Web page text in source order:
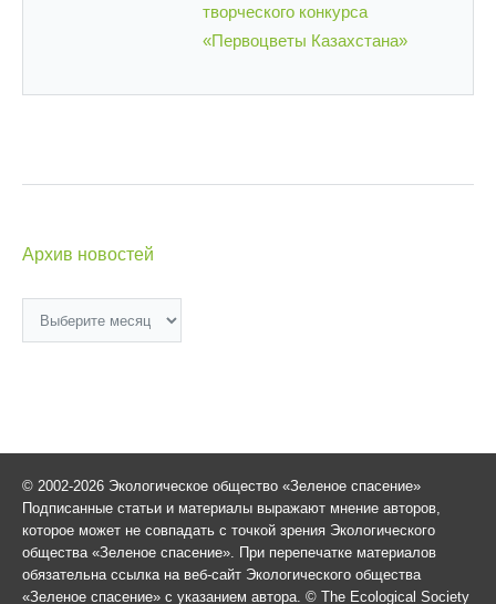
творческого конкурса
«Первоцветы Казахстана»
Архив новостей
новостей
© 2002-2026 Экологическое общество «Зеленое спасение»
Подписанные статьи и материалы выражают мнение авторов,
которое может не совпадать с точкой зрения Экологического
общества «Зеленое спасение». При перепечатке материалов
обязательна ссылка на веб-сайт Экологического общества
«Зеленое спасение» с указанием автора. © The Ecological Society